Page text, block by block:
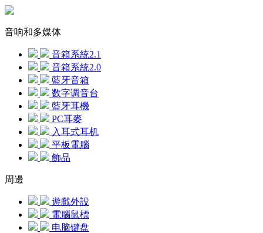
音响和多媒体
音箱系統2.1
音箱系統2.0
藍牙音箱
数字调音台
藍牙耳機
PC耳麥
入耳式耳机
平板電腦
飾品
周邊
遊戲外設
電腦鼠標
电脑键盘